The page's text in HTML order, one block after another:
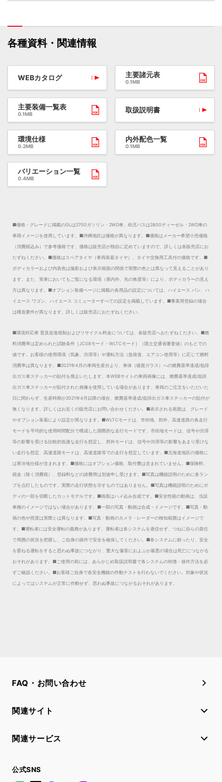
各種資料・関連情報
WEBカタログ 主要諸元表
0.1MB
主要装備一覧表
0.1MB 取扱説明書
環境仕様
0.2MB
内外配色一覧
0.1MB
バリエーション一覧
0.4MB
■価格・グレードに掲載のGLは2700ガソリン・2WD車、幼児バスは2800ディーゼル・2WD車の
車両イメージを使用しています。 ■沖縄地区は価格が異なります。 ■価格はメーカー希望小売価格
（消費税込み）で参考価格です。価格は販売店が独自に定めていますので、詳しくは各販売店にお
たずねください。 ■価格はスペアタイヤ（車両装着タイヤ）、タイヤ交換用工具付の価格です。 ■
ボディカラーおよび内装色は撮影および表示画面の関係で実際の色とは異なって見えることがあり
ます。また、実車においてもご覧になる環境（屋内外、光の角度等）により、ボディカラーの見え
方は異なります。 ■オプション装備ページに掲載の各用品の設定については、ハイエース バン、ハ
イエース ワゴン、ハイエース コミューターすべての設定を掲載しています。 ■事業用登録の場合
は構造要件が異なります。詳しくは販売店におたずねください。
■環境対応車 普及促進税制およびリサイクル料金については、各販売店へおたずねください。 ■燃
料消費率は定められた試験条件［JC08モード・WLTCモード］（国土交通省審査値）のもとでの
値です。お客様の使用環境（気象、渋滞等）や運転方法（急発進、エアコン使用等）に応じて燃料
消費率は異なります。 ■2021年4月の車両生産分より、車体（後面ガラス）への燃費基準達成/低排
出ガス車ステッカーの貼付を廃止いたします。本WEBサイトの車両画像には、燃費基準達成/低排
出ガス車ステッカーが貼付された画像を使用している場合があります。車両のご注文をいただいた
日に関わらず、生産時期が2021年4月以降の場合、燃費基準達成/低排出ガス車ステッカーの貼付が
無くなります。詳しくはお近くの販売店にお問い合わせください。 ■表示される画面は、グレード
やオプション装着により設定が異なります。 ■WLTCモードは、市街地、郊外、高速道路の各走行
モードを平均的な使用時間配分で構成した国際的な走行モードです。市街地モードは、信号や渋滞
等の影響を受ける比較的低速な走行を想定し、郊外モードは、信号や渋滞等の影響をあまり受けな
い走行を想定、高速道路モードは、高速道路等での走行を想定しています。 ■北海道地区の価格に
は寒冷地仕様が含まれます。 ■価格にはオプション価格、取付費は含まれていません。 ■保険料、
税金（除く消費税）、登録料などの諸費用は別途申し受けます。 ■写真は機能説明のために各ラン
プを点灯したものです。実際の走行状態を示すものではありません。 ■写真は機能説明のためにボ
ディの一部を切断したカットモデルです。 ■画面はハメ込み合成です。 ■安全性能の動画は、当該
車種のイメージではない場合があります。 ■一部の写真・動画は合成・イメージです。 ■写真・動
画の色や照度は実際とは異なります。 ■写真・動画のカメラ・レーダーの検知範囲はイメージで
す。 ■運転者には安全運転の義務があります。運転者は各システムを過信せず、つねに自らの責任
で周囲の状況を把握し、ご自身の操作で安全を確保してください。 ■各システムに頼ったり、安全
を委ねる運転をすると思わぬ事故につながり、重大な傷害におよぶか最悪の場合は死亡につながる
おそれがあります。 ■ご使用の前には、あらかじめ取扱説明書で各システムの特徴・操作方法を必
ずご確認ください。■お客様ご自身で各安全機能の作動テストを行わないでください。対象や状況
によってはシステムが正常に作動せず、思わぬ事故につながるおそれがあります。
FAQ・お問い合わせ
関連サイト
関連サービス
公式SNS